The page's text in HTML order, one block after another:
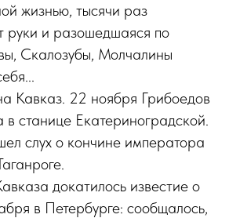
жизнью, тысячи раз
руки и разошедшаяся по
Скалозубы, Молчалины
Кавказ. 22 ноября Грибоедов
станице Екатериноградской.
слух о кончине императора
докатилось известие о
в Петербурге: сообщалось,